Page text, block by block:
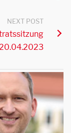
NEXT POST